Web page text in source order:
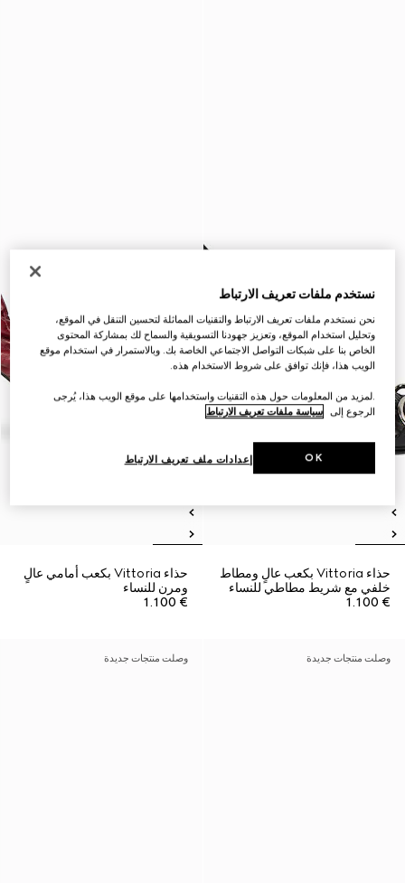
حذاء Vittoria بكعب عالٍ ومطاط
خلفي مع شريط مطاطي للنساء
€ 1.100
حذاء Vittoria بكعب أمامي عالٍ
ومرن للنساء
€ 1.100
وصلت منتجات جديدة وصلت منتجات جديدة
نستخدم ملفات تعريف الارتباط
نحن نستخدم ملفات تعريف الارتباط والتقنيات المماثلة لتحسين التنقل في الموقع،
وتحليل استخدام الموقع، وتعزيز جهودنا التسويقية والسماح لك بمشاركة المحتوى
الخاص بنا على شبكات التواصل الاجتماعي الخاصة بك. وبالاستمرار في استخدام موقع
الويب هذا، فإنك توافق على شروط الاستخدام هذه.
.لمزيد من المعلومات حول هذه التقنيات واستخدامها على موقع الويب هذا، يُرجى
الرجوع إلى سياسة ملفات تعريف الارتباط
إعدادات ملف تعريف الارتباط OK